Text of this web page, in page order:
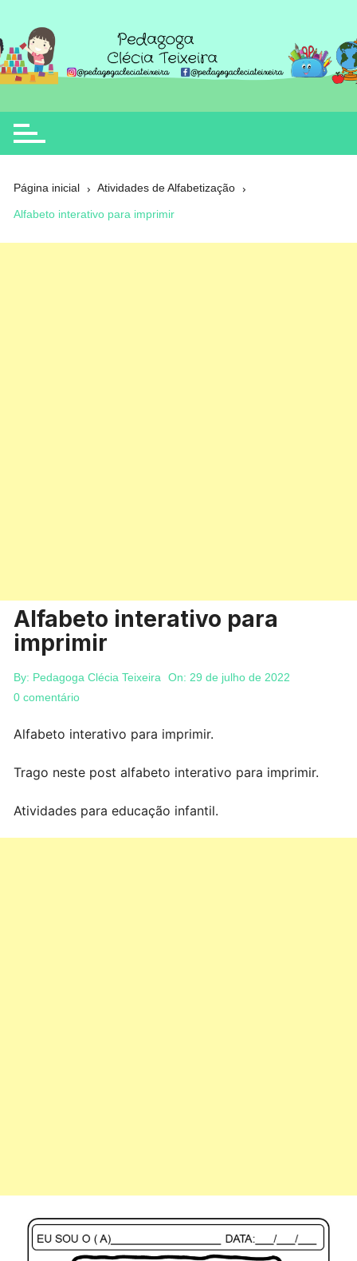
o
conteúdo
Clécia Teixeira
educação
Página inicial Atividades de Alfabetização
Alfabeto interativo para imprimir
Alfabeto interativo para
imprimir
By: Pedagoga Clécia Teixeira On: 29 de julho de 2022
0 comentário
Alfabeto interativo para imprimir.
Trago neste post alfabeto interativo para imprimir.
Atividades para educação infantil.